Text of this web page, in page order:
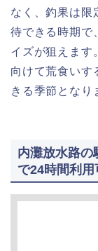
なく、釣果は限
待できる時期で
イズが狙えます
向けて荒食いす
きる季節となり
内灘放水路の
で24時間利用